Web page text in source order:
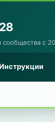
с
Инструкции